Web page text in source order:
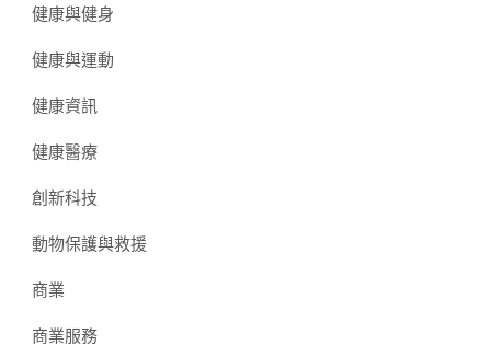
健康與健身
健康與運動
健康資訊
健康醫療
創新科技
動物保護與救援
商業
商業服務